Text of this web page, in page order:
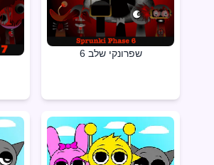
שפרונקי שלב 6